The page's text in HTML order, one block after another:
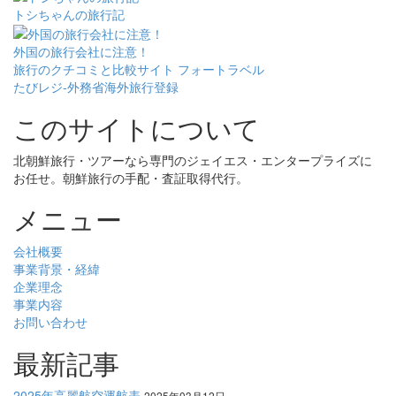
トシちゃんの旅行記
外国の旅行会社に注意！
旅行のクチコミと比較サイト フォートラベル
たびレジ-外務省海外旅行登録
このサイトについて
北朝鮮旅行・ツアーなら専門のジェイエス・エンタープライズに
お任せ。朝鮮旅行の手配・査証取得代行。
メニュー
会社概要
事業背景・経緯
企業理念
事業内容
お問い合わせ
最新記事